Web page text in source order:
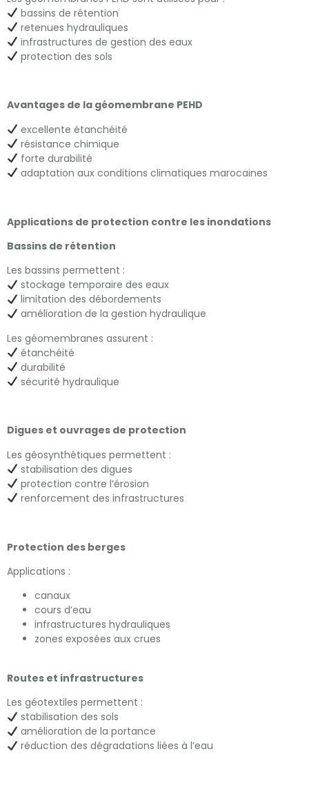
bassins de rétention
retenues hydrauliques
infrastructures de gestion des eaux
protection des sols
Avantages de la géomembrane PEHD
excellente étanchéité
résistance chimique
forte durabilité
adaptation aux conditions climatiques marocaines
Applications de protection contre les inondations
Bassins de rétention
Les bassins permettent :
stockage temporaire des eaux
limitation des débordements
amélioration de la gestion hydraulique
Les géomembranes assurent :
étanchéité
durabilité
sécurité hydraulique
Digues et ouvrages de protection
Les géosynthétiques permettent :
stabilisation des digues
protection contre l’érosion
renforcement des infrastructures
Protection des berges
Applications :
canaux
cours d’eau
infrastructures hydrauliques
zones exposées aux crues
Routes et infrastructures
Les géotextiles permettent :
stabilisation des sols
amélioration de la portance
réduction des dégradations liées à l’eau